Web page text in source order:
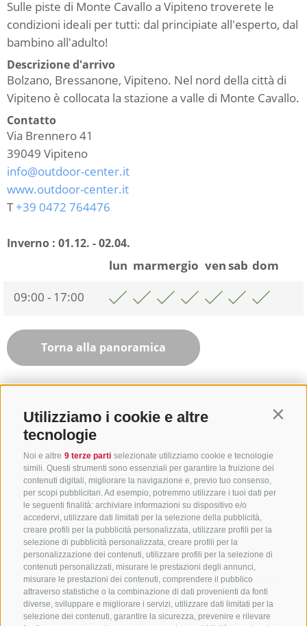
Utilizziamo i cookie e altre
tecnologie
Noi e altre 9 terze parti selezionate utilizziamo cookie e tecnologie
simili. Questi strumenti sono essenziali per garantire la fruizione dei
contenuti digitali, migliorare la navigazione e, previo tuo consenso,
per scopi pubblicitari. Ad esempio, potremmo utilizzare i tuoi dati per
le seguenti finalità: archiviare informazioni su dispositivo e/o
accedervi, utilizzare dati limitati per la selezione della pubblicità,
creare profili per la pubblicità personalizzata, utilizzare profili per la
selezione di pubblicità personalizzata, creare profili per la
personalizzazione dei contenuti, utilizzare profili per la selezione di
contenuti personalizzati, misurare le prestazioni degli annunci,
misurare le prestazioni dei contenuti, comprendere il pubblico
attraverso statistiche o la combinazione di dati provenienti da fonti
diverse, sviluppare e migliorare i servizi, utilizzare dati limitati per la
selezione dei contenuti, garantire la sicurezza, prevenire e rilevare
Sulle piste di Monte Cavallo a Vipiteno troverete le
condizioni ideali per tutti: dal principiate all'esperto, dal
bambino all'adulto!
Descrizione d'arrivo
Bolzano, Bressanone, Vipiteno. Nel nord della città di
Vipiteno è collocata la stazione a valle di Monte Cavallo.
Contatto
Via Brennero 41
39049 Vipiteno
info@outdoor-center.it
www.outdoor-center.it
T+39 0472 764476
Inverno : 01.12. - 02.04.
lun marmergio vensab dom
09:00 - 17:00
Torna alla panoramica
CONTATTACI
+39 0472 765325/+39 0472 760608/+39 0472
632372
info@sterzing-ratschings.it